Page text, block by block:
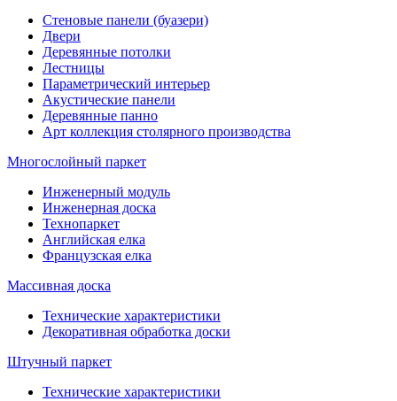
Стеновые панели (буазери)
Двери
Деревянные потолки
Лестницы
Параметрический интерьер
Акустические панели
Деревянные панно
Арт коллекция столярного производства
Многослойный паркет
Инженерный модуль
Инженерная доска
Технопаркет
Английская елка
Французская елка
Массивная доска
Технические характеристики
Декоративная обработка доски
Штучный паркет
Технические характеристики